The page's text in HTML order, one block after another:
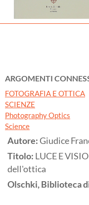
ARGOMENTI
FOTOGRAFIA E OTTICA
SCIENZE
Photography Optics
Science
Autore:Giudice
Titolo: LUCE E
dell'ottica
Olschki, Biblioteca